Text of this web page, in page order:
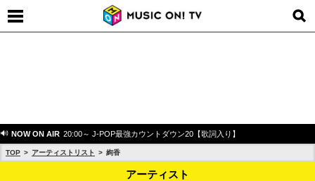
NOW ON AIR 20:00～ J-POP最強カウントダウン20【歌詞入り】
TOP アーティストリスト 絢香
アーティスト